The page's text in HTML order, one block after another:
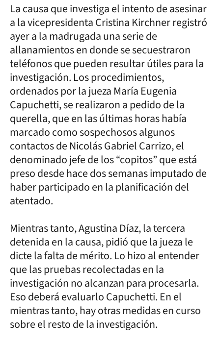
La causa que investiga el intento de asesinar
a la vicepresidenta Cristina Kirchner registró
ayer a la madrugada una serie de
allanamientos en donde se secuestraron
teléfonos que pueden resultar útiles para la
investigación. Los procedimientos,
ordenados por la jueza María Eugenia
Capuchetti, se realizaron a pedido de la
querella, que en las últimas horas había
marcado como sospechosos algunos
contactos de Nicolás Gabriel Carrizo, el
denominado jefe de los “copitos” que está
preso desde hace dos semanas imputado de
haber participado en la planificación del
atentado.
Mientras tanto, Agustina Díaz, la tercera
detenida en la causa, pidió que la jueza le
dicte la falta de mérito. Lo hizo al entender
que las pruebas recolectadas en la
investigación no alcanzan para procesarla.
Eso deberá evaluarlo Capuchetti. En el
mientras tanto, hay otras medidas en curso
sobre el resto de la investigación.